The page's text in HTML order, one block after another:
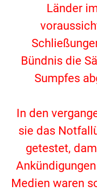
Länder
Bündnis die
Sumpfes
In den
sie das
getestet,
Medien waren